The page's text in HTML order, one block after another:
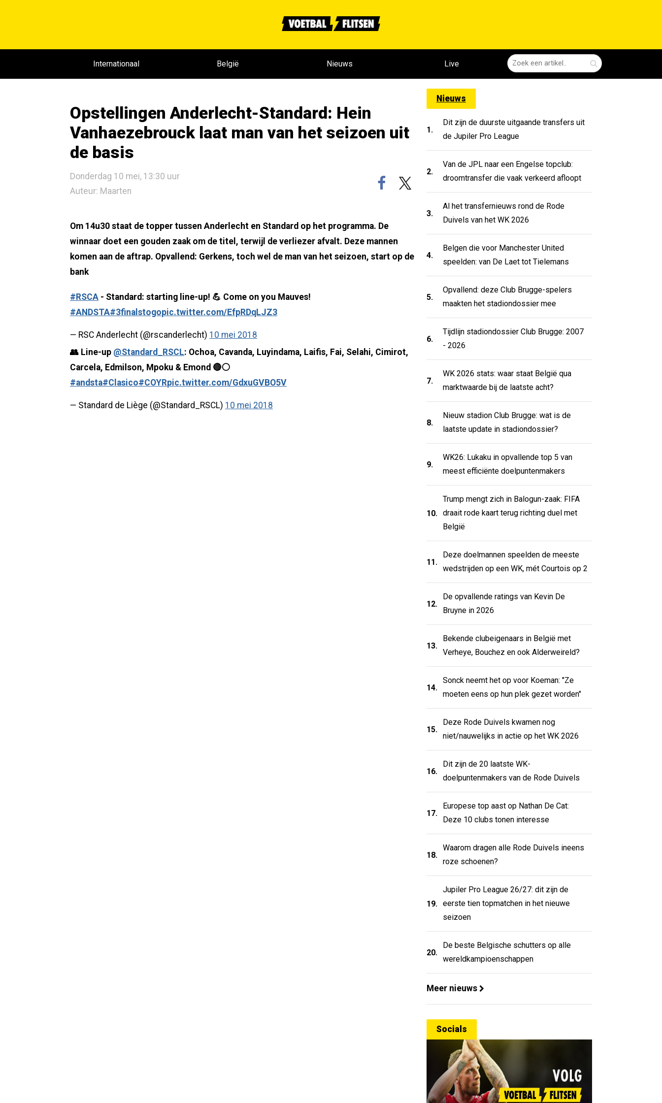
Internationaal België Nieuws Live
Opstellingen Anderlecht-Standard: Hein
Vanhaezebrouck laat man van het seizoen uit
de basis
Donderdag 10 mei, 13:30 uur
Auteur: Maarten
Om 14u30 staat de topper tussen Anderlecht en Standard op het programma. De
winnaar doet een gouden zaak om de titel, terwijl de verliezer afvalt. Deze mannen
komen aan de aftrap. Opvallend: Gerkens, toch wel de man van het seizoen, start op de
bank
#RSCA - Standard: starting line-up! 💪 Come on you Mauves!
#ANDSTA#3finalstogopic.twitter.com/EfpRDqLJZ3
— RSC Anderlecht (@rscanderlecht) 10 mei 2018
👥 Line-up @Standard_RSCL: Ochoa, Cavanda, Luyindama, Laifis, Fai, Selahi, Cimirot,
Carcela, Edmilson, Mpoku & Emond 🔴⚪
#andsta#Clasico#COYRpic.twitter.com/GdxuGVBO5V
— Standard de Liège (@Standard_RSCL) 10 mei 2018
Nieuws
1.
Dit zijn de duurste uitgaande transfers uit
de Jupiler Pro League
2.
Van de JPL naar een Engelse topclub:
droomtransfer die vaak verkeerd afloopt
3.
Al het transfernieuws rond de Rode
Duivels van het WK 2026
4.
Belgen die voor Manchester United
speelden: van De Laet tot Tielemans
5.
Opvallend: deze Club Brugge-spelers
maakten het stadiondossier mee
6.
Tijdlijn stadiondossier Club Brugge: 2007
- 2026
7.
WK 2026 stats: waar staat België qua
marktwaarde bij de laatste acht?
8.
Nieuw stadion Club Brugge: wat is de
laatste update in stadiondossier?
9.
WK26: Lukaku in opvallende top 5 van
meest efficiënte doelpuntenmakers
10.
Trump mengt zich in Balogun-zaak: FIFA
draait rode kaart terug richting duel met
België
11.
Deze doelmannen speelden de meeste
wedstrijden op een WK, mét Courtois op 2
12.
De opvallende ratings van Kevin De
Bruyne in 2026
13.
Bekende clubeigenaars in België met
Verheye, Bouchez en ook Alderweireld?
14.
Sonck neemt het op voor Koeman: "Ze
moeten eens op hun plek gezet worden"
15.
Deze Rode Duivels kwamen nog
niet/nauwelijks in actie op het WK 2026
16.
Dit zijn de 20 laatste WK-
doelpuntenmakers van de Rode Duivels
17.
Europese top aast op Nathan De Cat:
Deze 10 clubs tonen interesse
18.
Waarom dragen alle Rode Duivels ineens
roze schoenen?
19.
Jupiler Pro League 26/27: dit zijn de
eerste tien topmatchen in het nieuwe
seizoen
20.
De beste Belgische schutters op alle
wereldkampioenschappen
Meer nieuws
Socials